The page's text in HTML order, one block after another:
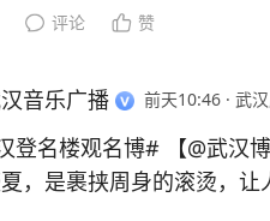
史诗感与仙侠意境，10月23
评论 赞
音乐广播 前天10:46 · 武
登名楼观名博# 【@武汉博物馆 消夏展实
，是裹挟周身的滚烫，让